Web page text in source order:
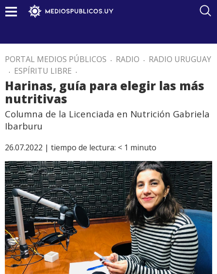
PORTAL MEDIOS PÚBLICOS . RADIO . RADIO URUGUAY
. ESPÍRITU LIBRE .
Harinas, guía para elegir las más
nutritivas
Columna de la Licenciada en Nutrición Gabriela
Ibarburu
26.07.2022 | tiempo de lectura: < 1 minuto